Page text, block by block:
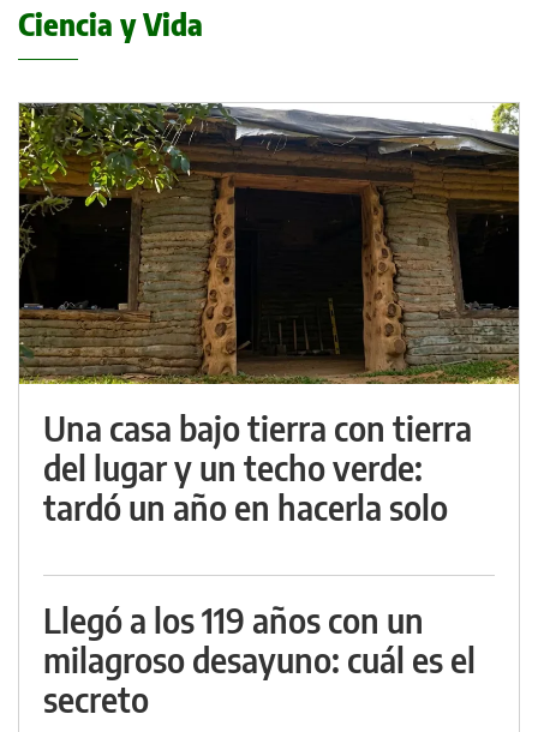
Ciencia y Vida
Una casa bajo tierra con tierra
del lugar y un techo verde:
tardó un año en hacerla solo
Llegó a los 119 años con un
milagroso desayuno: cuál es el
secreto